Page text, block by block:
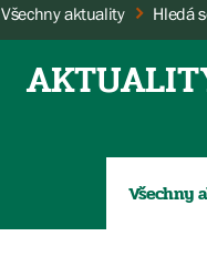
Všechny aktuality Hledá
Všechny